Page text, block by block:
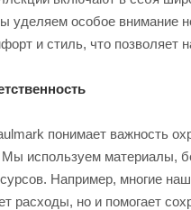
уделяем особое внимание
и стиль, что позволяет
понимает важность
Мы используем материалы,
Например, многие
расходы, но и помогает